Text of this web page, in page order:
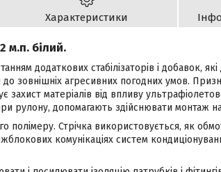
Характеристики
м.п. білий.
додаткових стабілізаторів і добавок, які
зовнішніх агресивних погодних умов.
захист матеріалів від впливу
рулону, допомагають здійснювати монтаж
полімеру. Стрічка використовується, як
комунікаціях систем